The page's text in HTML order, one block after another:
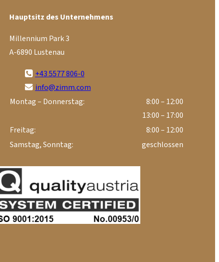
Hauptsitz des Unternehmens
Millennium Park 3
A-6890 Lustenau
+43 5577 806-0
info@zimm.com
Montag – Donnerstag:
8:00 – 12:00
13:00 – 17:00
Freitag:
8:00 – 12:00
Samstag, Sonntag:
geschlossen